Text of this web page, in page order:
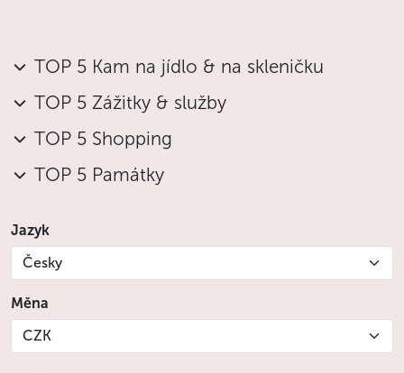
TOP 5 Kam na jídlo & na skleničku
TOP 5 Zážitky & služby
TOP 5 Shopping
TOP 5 Památky
Jazyk
Česky
Měna
CZK